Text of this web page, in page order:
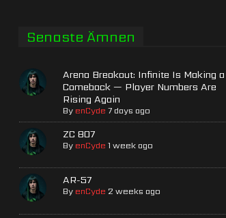
Senaste Ämnen
Arena Breakout: Infinite Is Making a
Comeback — Player Numbers Are
Rising Again
By enCyde 7 days ago
ZC 807
By enCyde 1 week ago
AR-57
By enCyde 2 weeks ago